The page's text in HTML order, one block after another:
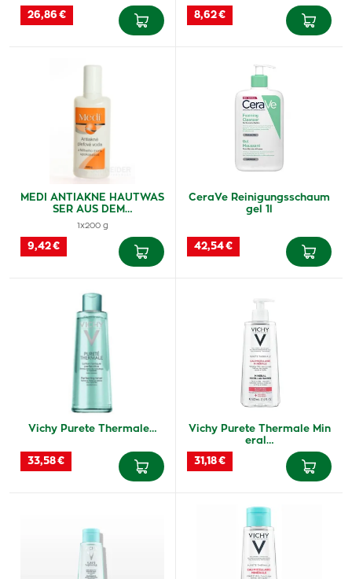
26,86 € 8,62 €
MEDI ANTIAKNE HAUTWAS
SER AUS DEM…
1x200 g
9,42 €
CeraVe Reinigungsschaum
gel 1l
42,54 €
Vichy Purete Thermale…
33,58 €
Vichy Purete Thermale Min
eral…
31,18 €